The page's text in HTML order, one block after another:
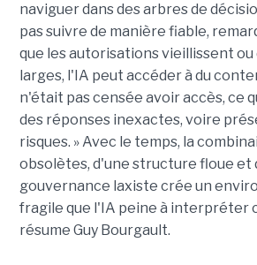
naviguer dans des arbres de
pas suivre de manière fiable,
que les autorisations vieillissent
larges, l'IA peut accéder à du
n'était pas censée avoir accès, ce
des réponses inexactes, voire
risques. » Avec le temps, la
obsolètes, d'une structure floue et
gouvernance laxiste crée un
fragile que l'IA peine à interpréter
résume Guy Bourgault.